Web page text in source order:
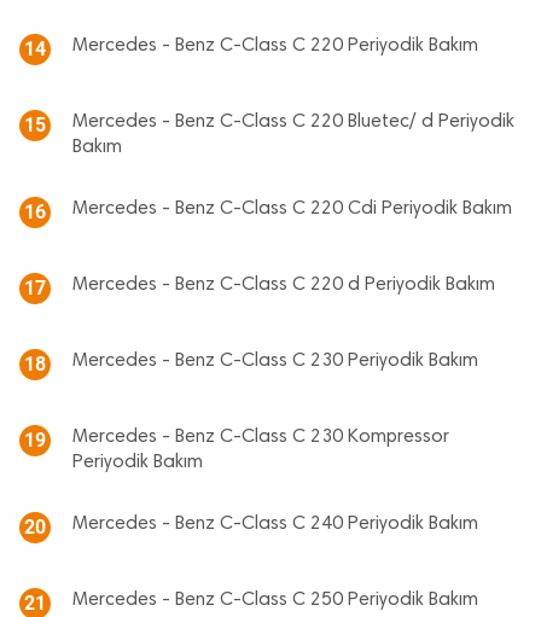
14 Mercedes - Benz C-Class C 220 Periyodik Bakım
15
Mercedes - Benz C-Class C 220 Bluetec/ d Periyodik
Bakım
16 Mercedes - Benz C-Class C 220 Cdi Periyodik Bakım
17 Mercedes - Benz C-Class C 220 d Periyodik Bakım
18 Mercedes - Benz C-Class C 230 Periyodik Bakım
19
Mercedes - Benz C-Class C 230 Kompressor
Periyodik Bakım
20 Mercedes - Benz C-Class C 240 Periyodik Bakım
21 Mercedes - Benz C-Class C 250 Periyodik Bakım